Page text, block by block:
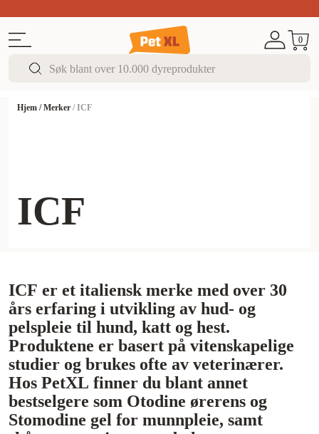
0
Hjem /Merker /ICF
ICF
ICF er et italiensk merke med over 30
års erfaring i utvikling av hud- og
pelspleie til hund, katt og hest.
Produktene er basert på vitenskapelige
studier og brukes ofte av veterinærer.
Hos PetXL finner du blant annet
bestselgere som Otodine ørerens og
Stomodine gel for munnpleie, samt